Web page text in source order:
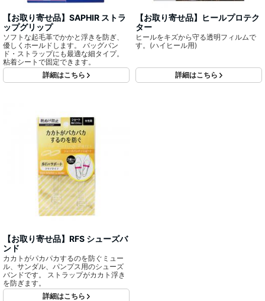
【お取り寄せ品】SAPHIR ストラ
ップグリップ
ソフトな起毛革でかかと浮きを防ぎ、
優しくホールドします。 バッグバン
ド・ストラップにも最適な細タイプ。
粘着シートで固定できます。
詳細はこちら
【お取り寄せ品】ヒールプロテク
ター
ヒールをキズから守る透明フィルムで
す。(ハイヒール用)
詳細はこちら
【お取り寄せ品】RFS シューズバ
ンド
カカトがパカパカするのを防ぐミュー
ル、サンダル、パンプス用のシューズ
バンドです。 ストラップがカカト浮き
を防ぎます。
詳細はこちら